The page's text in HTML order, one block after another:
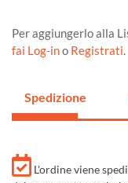
Per aggiungerlo alla
fai Log-ino Registrati.
Spedizione
L'ordine viene